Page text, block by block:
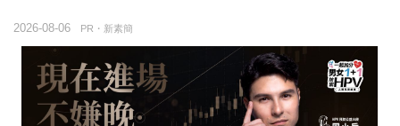
PR・新素簡
2026-08-06